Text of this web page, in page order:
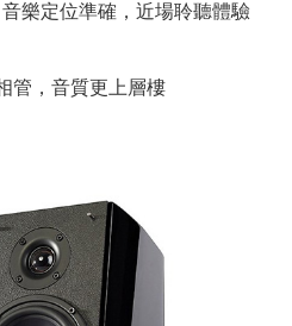
樂定位準確，近場聆聽體驗
管，音質更上層樓